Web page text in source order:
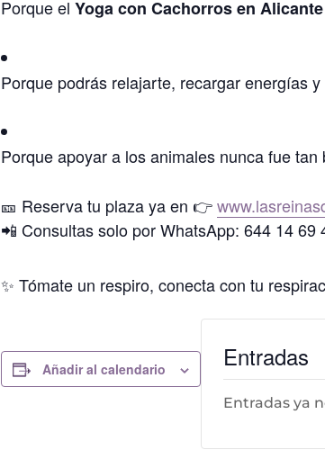
Porque el Yoga con Cachorros en Alicante
Porque podrás relajarte, recargar energías
Porque apoyar a los animales nunca fue tan
🎫 Reserva tu plaza ya en 👉
📲 Consultas solo por WhatsApp: 644 14 69
✨ Tómate un respiro, conecta con tu
Añadir al calendario Entradas
Entradas ya